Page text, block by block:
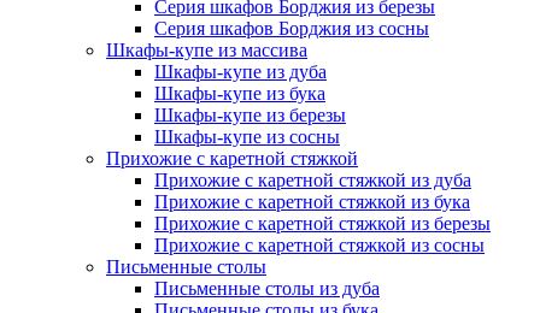
Серия шкафов Борджия из березы
Серия шкафов Борджия из сосны
Шкафы-купе из массива
Шкафы-купе из дуба
Шкафы-купе из бука
Шкафы-купе из березы
Шкафы-купе из сосны
Прихожие с каретной стяжкой
Прихожие с каретной стяжкой из дуба
Прихожие с каретной стяжкой из бука
Прихожие с каретной стяжкой из березы
Прихожие с каретной стяжкой из сосны
Письменные столы
Письменные столы из дуба